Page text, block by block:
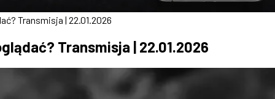
Transmisja | 22.01.2026
Transmisja | 22.01.2026